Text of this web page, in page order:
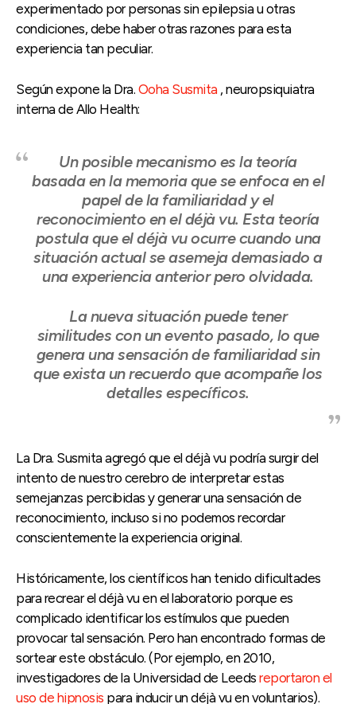
experimentado por personas sin epilepsia u otras
condiciones, debe haber otras razones para esta
experiencia tan peculiar.
Según expone la Dra. Ooha Susmita , neuropsiquiatra
interna de Allo Health:
Un posible mecanismo es la teoría
basada en la memoria que se enfoca en el
papel de la familiaridad y el
reconocimiento en el déjà vu. Esta teoría
postula que el déjà vu ocurre cuando una
situación actual se asemeja demasiado a
una experiencia anterior pero olvidada.
La nueva situación puede tener
similitudes con un evento pasado, lo que
genera una sensación de familiaridad sin
que exista un recuerdo que acompañe los
detalles específicos.
La Dra. Susmita agregó que el déjà vu podría surgir del
intento de nuestro cerebro de interpretar estas
semejanzas percibidas y generar una sensación de
reconocimiento, incluso si no podemos recordar
conscientemente la experiencia original.
Históricamente, los científicos han tenido dificultades
para recrear el déjà vu en el laboratorio porque es
complicado identificar los estímulos que pueden
provocar tal sensación. Pero han encontrado formas de
sortear este obstáculo. (Por ejemplo, en 2010,
investigadores de la Universidad de Leeds reportaron el
uso de hipnosis para inducir un déjà vu en voluntarios).